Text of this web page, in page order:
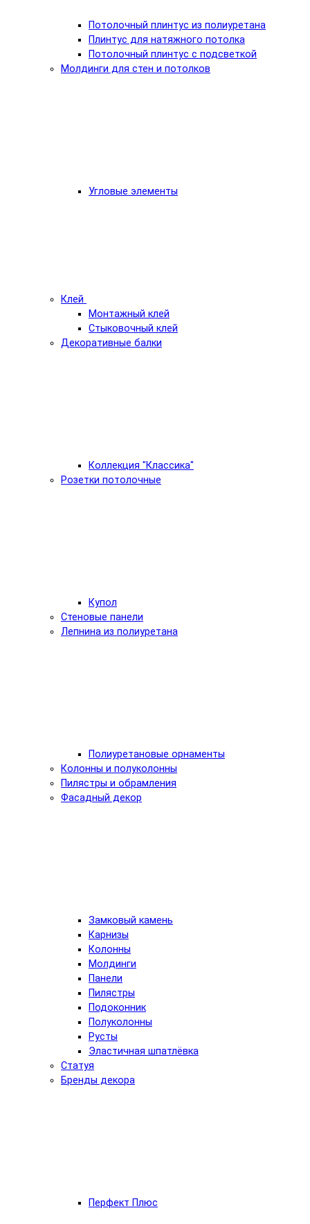
Потолочный плинтус из полиуретана
Плинтус для натяжного потолка
Потолочный плинтус с подсветкой
Молдинги для стен и потолков
Угловые элементы
Клей
Монтажный клей
Стыковочный клей
Декоративные балки
Коллекция "Классика"
Розетки потолочные
Купол
Стеновые панели
Лепнина из полиуретана
Полиуретановые орнаменты
Колонны и полуколонны
Пилястры и обрамления
Фасадный декор
Замковый камень
Карнизы
Колонны
Молдинги
Панели
Пилястры
Подоконник
Полуколонны
Русты
Эластичная шпатлёвка
Статуя
Бренды декора
Перфект Плюс